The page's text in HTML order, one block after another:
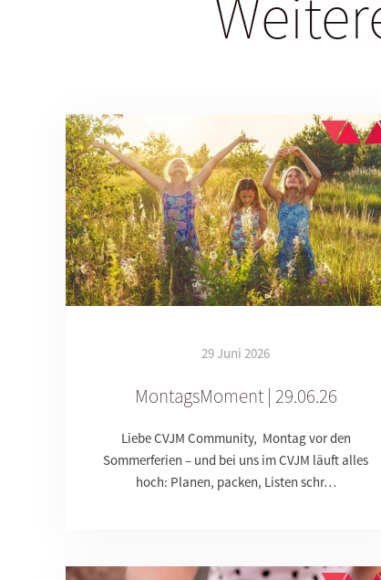
29 Juni 2026
MontagsMoment | 29.06.26
Liebe CVJM Community, Montag vor den
Sommerferien – und bei uns im CVJM läuft alles
hoch: Planen, packen, Listen schr…